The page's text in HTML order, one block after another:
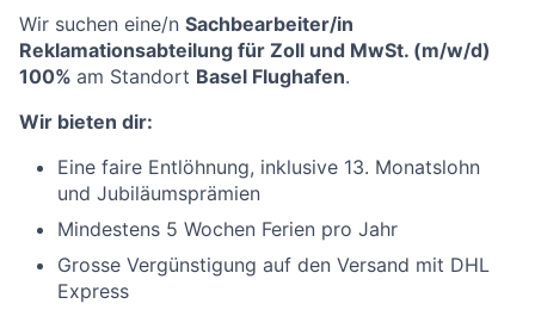
Wir suchen eine/n Sachbearbeiter/in
Reklamationsabteilung für Zoll und MwSt. (m/w/d)
100% am Standort Basel Flughafen.
Wir bieten dir:
Eine faire Entlöhnung, inklusive 13. Monatslohn
und Jubiläumsprämien
Mindestens 5 Wochen Ferien pro Jahr
Grosse Vergünstigung auf den Versand mit DHL
Express